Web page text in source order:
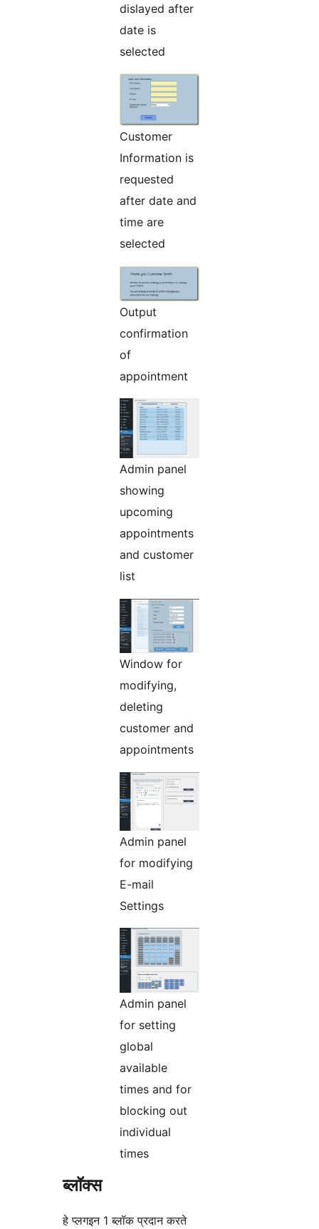
dislayed after
date is
selected
Customer
Information is
requested
after date and
time are
selected
Output
confirmation
of
appointment
Admin panel
showing
upcoming
appointments
and customer
list
Window for
modifying,
deleting
customer and
appointments
Admin panel
for modifying
E-mail
Settings
Admin panel
for setting
global
available
times and for
blocking out
individual
times
ब्लॉक्स
हे प्लगइन 1 ब्लॉक प्रदान करते